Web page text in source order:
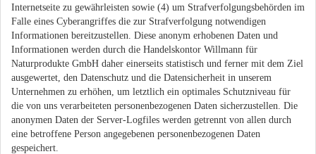
Internetseite zu gewährleisten sowie (4) um Strafverfolgungsbehörden im
Falle eines Cyberangriffes die zur Strafverfolgung notwendigen
Informationen bereitzustellen. Diese anonym erhobenen Daten und
Informationen werden durch die Handelskontor Willmann für
Naturprodukte GmbH daher einerseits statistisch und ferner mit dem Ziel
ausgewertet, den Datenschutz und die Datensicherheit in unserem
Unternehmen zu erhöhen, um letztlich ein optimales Schutzniveau für
die von uns verarbeiteten personenbezogenen Daten sicherzustellen. Die
anonymen Daten der Server-Logfiles werden getrennt von allen durch
eine betroffene Person angegebenen personenbezogenen Daten
gespeichert.